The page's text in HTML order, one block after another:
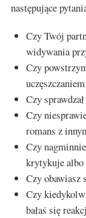
następujące
Czy Twój
widywania
Czy
Czy
Czy
romans z
Czy
krytykuje albo
Czy obawiasz
Czy
bałaś się